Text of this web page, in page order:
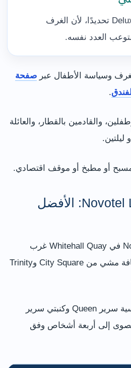
اختر Deluxe Family Room تحديدًا، لأن الغرف
العدد نفسه.
وسياسة الأطفال عبر صفحة
.
والقادمين بالقطار، والعائلة
ليلتين.
أو مطبخ أو موقف اقتصادي.
2. Novotel Leeds Centre: الأفضل
يقع Novotel Leeds Centre في Whitehall Quay غرب
محطة القطار، وعلى مسافة مشي من City Square وTrinity
تضم الغرفة العائلية القياسية سرير Queen وكنبتي سرير
إلى أربعة أشخاص وفق